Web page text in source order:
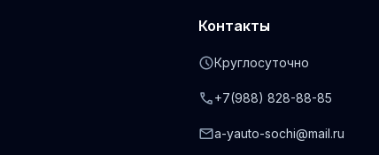
Контакты
scheduleКруглосуточно
phone+7(988) 828-88-85
maila-yauto-sochi@mail.ru